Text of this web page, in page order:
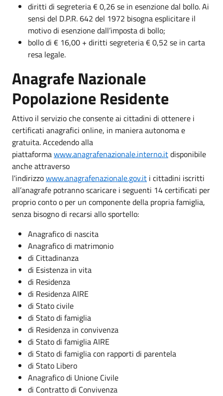
diritti di segreteria € 0,26 se in esenzione dal bollo. Ai
sensi del D.P.R. 642 del 1972 bisogna esplicitare il
motivo di esenzione dall’imposta di bollo;
bollo di € 16,00 + diritti segreteria € 0,52 se in carta
resa legale.
Anagrafe Nazionale
Popolazione Residente
Attivo il servizio che consente ai cittadini di ottenere i
certificati anagrafici online, in maniera autonoma e
gratuita. Accedendo alla
piattaformawww.anagrafenazionale.interno.itdisponibile
anche attraverso
l'indirizzowww.anagrafenazionale.gov.it i cittadini iscritti
all’anagrafe potranno scaricare i seguenti 14 certificati per
proprio conto o per un componente della propria famiglia,
senza bisogno di recarsi allo sportello:
Anagrafico di nascita
Anagrafico di matrimonio
di Cittadinanza
di Esistenza in vita
di Residenza
di Residenza AIRE
di Stato civile
di Stato di famiglia
di Residenza in convivenza
di Stato di famiglia AIRE
di Stato di famiglia con rapporti di parentela
di Stato Libero
Anagrafico di Unione Civile
di Contratto di Convivenza